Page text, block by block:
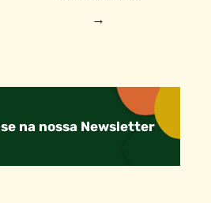
→
na nossa Newsletter